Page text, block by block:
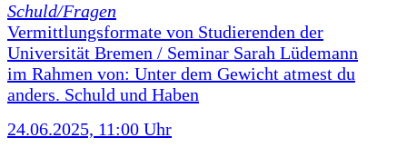
Schuld/Fragen
Vermittlungsformate von Studierenden der
Universität Bremen / Seminar Sarah Lüdemann
im Rahmen von: Unter dem Gewicht atmest du
anders. Schuld und Haben
24.06.2025, 11:00 Uhr